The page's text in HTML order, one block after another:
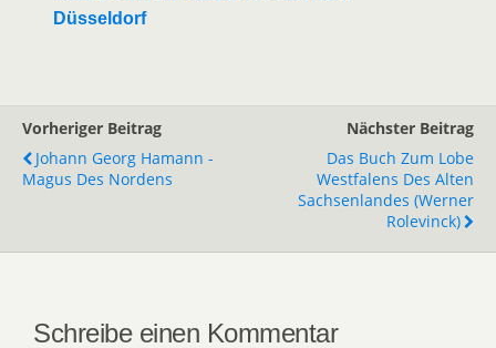
Düsseldorf
Vorheriger Beitrag
Johann Georg Hamann -
Magus Des Nordens
Nächster Beitrag
Das Buch Zum Lobe
Westfalens Des Alten
Sachsenlandes (Werner
Rolevinck)
Schreibe einen Kommentar